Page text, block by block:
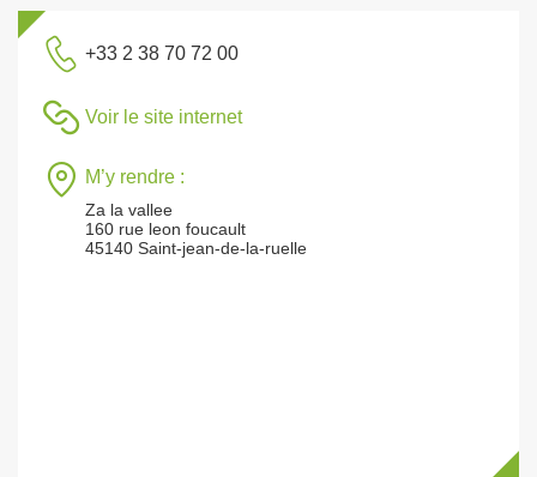
+33 2 38 70 72 00
Voir le site internet
M’y rendre :
Za la vallee
160 rue leon foucault
45140 Saint-jean-de-la-ruelle